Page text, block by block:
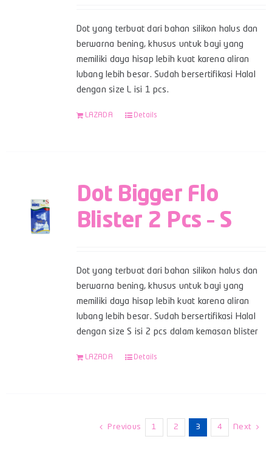
Dot yang terbuat dari bahan silikon halus dan
berwarna bening, khusus untuk bayi yang
memiliki daya hisap lebih kuat karena aliran
lubang lebih besar. Sudah bersertifikasi Halal
dengan size L isi 1 pcs.
LAZADA Details
Dot Bigger Flo
Blister 2 Pcs – S
Dot yang terbuat dari bahan silikon halus dan
berwarna bening, khusus untuk bayi yang
memiliki daya hisap lebih kuat karena aliran
lubang lebih besar. Sudah bersertifikasi Halal
dengan size S isi 2 pcs dalam kemasan blister
LAZADA Details
Previous 1 2 3 4 Next